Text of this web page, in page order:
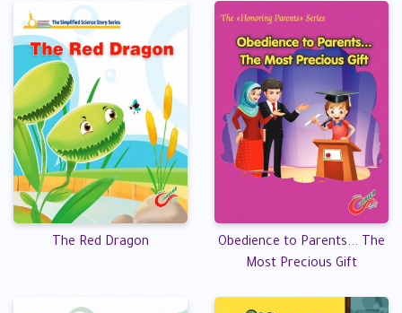
Obedience to Parents... The
Most Precious Gift
The Red Dragon